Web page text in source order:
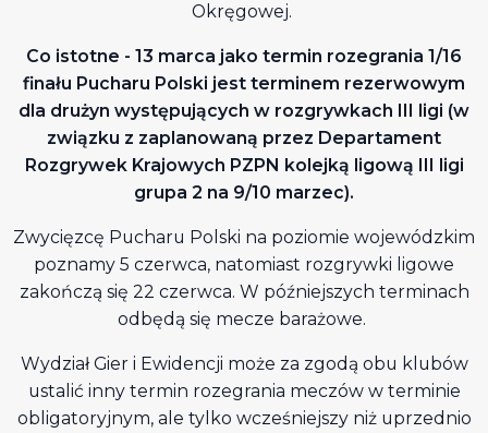
Okręgowej.
Co istotne - 13 marca jako termin rozegrania 1/16
finału Pucharu Polski jest terminem rezerwowym
dla drużyn występujących w rozgrywkach III ligi (w
związku z zaplanowaną przez Departament
Rozgrywek Krajowych PZPN kolejką ligową III ligi
grupa 2 na 9/10 marzec).
Zwycięzcę Pucharu Polski na poziomie wojewódzkim
poznamy 5 czerwca, natomiast rozgrywki ligowe
zakończą się 22 czerwca. W późniejszych terminach
odbędą się mecze barażowe.
Wydział Gier i Ewidencji może za zgodą obu klubów
ustalić inny termin rozegrania meczów w terminie
obligatoryjnym, ale tylko wcześniejszy niż uprzednio